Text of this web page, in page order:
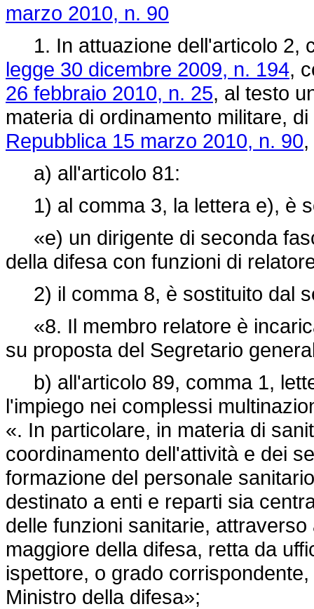
marzo 2010, n. 90
1. In attuazione dell'articolo 2,
legge 30 dicembre 2009, n. 194,
26 febbraio 2010, n. 25, al testo
materia di ordinamento militare,
Repubblica 15 marzo 2010, n. 90
a) all'articolo 81:
1) al comma 3, la lettera e), è
«e) un dirigente di seconda
della difesa con funzioni di
2) il comma 8, è sostituito dal
«8. Il membro relatore è
su proposta del Segretario
b) all'articolo 89, comma 1,
l'impiego nei complessi
«. In particolare, in materia di
coordinamento dell'attività e dei
formazione del personale
destinato a enti e reparti sia
delle funzioni sanitarie,
maggiore della difesa, retta da
ispettore, o grado
Ministro della difesa»;